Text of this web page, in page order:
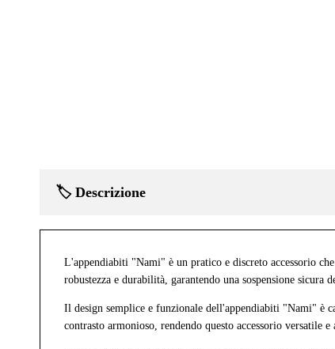
🏷️ Descrizione
L'appendiabiti "Nami" è un pratico e discreto accessorio
robustezza e durabilità, garantendo una sospensione sicura
Il design semplice e funzionale dell'appendiabiti "Nami" è
contrasto armonioso, rendendo questo accessorio versatile